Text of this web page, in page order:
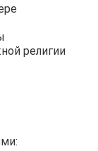
религии